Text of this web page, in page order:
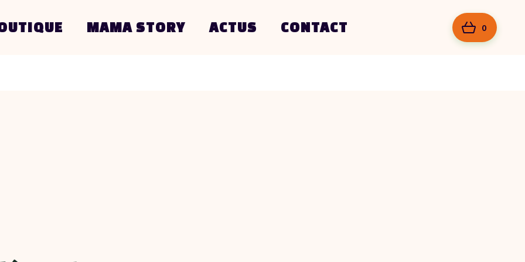
MAMA STORY ACTUS CONTACT 0